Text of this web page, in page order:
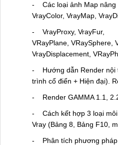
-
Các loại ảnh Map nâng
VrayColor, VrayMap,
-
VrayProxy, VrayFur,
VRayPlane, VRaySphere,
VrayDisplacement,
-
Hướng dẫn Render nội
trình cổ điển + Hiện đại).
-
Render GAMMA
-
Cách kết hợp 3 loại
Vray (Bảng 8, Bảng F10,
-
Phân tích phương